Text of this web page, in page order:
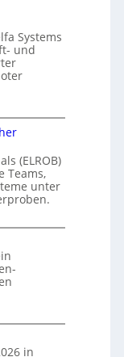
Systems
und
(ELROB)
Teams,
unter
in